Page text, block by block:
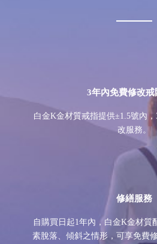
3年內免費修改戒
白金K金材質戒指提供±1.5號內
改服務。
修繕服務
自購買日起1年內，白金K金材質
素脫落、傾斜之情形，可享免費